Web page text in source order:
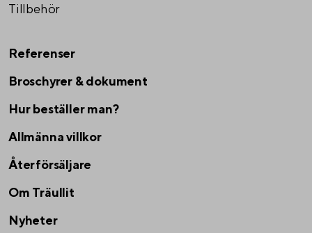
Tillbehör
Referenser
Broschyrer & dokument
Hur beställer man?
Allmänna villkor
Återförsäljare
Om Träullit
Nyheter